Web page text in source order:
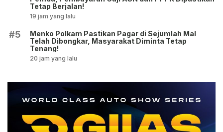
Tetap Berjalan!
19 jam yang lalu
#5
Menko Polkam Pastikan Pagar di Sejumlah Mal
Telah Dibongkar, Masyarakat Diminta Tetap
Tenang!
20 jam yang lalu